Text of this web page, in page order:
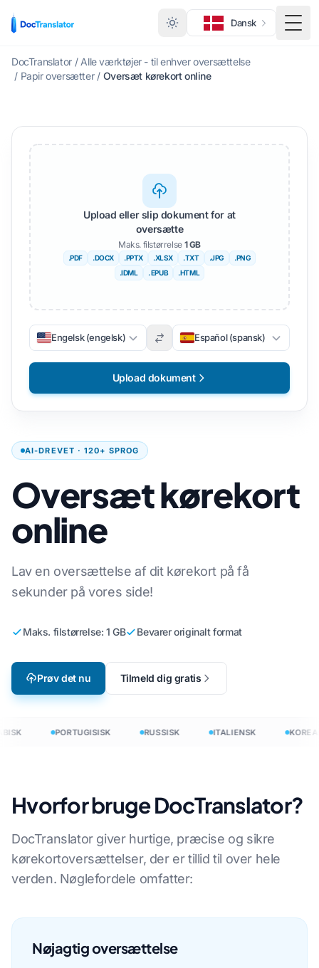
Dansk
Skift
DocTranslator / Alle værktøjer - til enhver oversættelse
/ Papir oversætter / Oversæt kørekort online
AI-DREVET · 120+ SPROG
Oversæt kørekort
online
Lav en oversættelse af dit kørekort på få
sekunder på vores side!
Maks. filstørrelse: 1 GB Bevarer originalt format
Prøv det nu Tilmeld dig gratis
Upload eller slip dokument for at
oversætte
Maks. filstørrelse 1 GB
.PDF .DOCX .PPTX .XLSX .TXT .JPG
.PNG
.IDML
. EPUB .HTML
Engelsk (engelsk) Español (spansk)
Upload dokument
PORTUGISISK RUSSISK ITALIENSK
Hvorfor bruge DocTranslator?
DocTranslator giver hurtige, præcise og sikre
kørekortoversættelser, der er tillid til over hele
verden. Nøglefordele omfatter:
Nøjagtig oversættelse